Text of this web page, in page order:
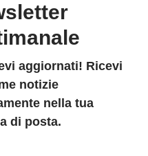
aggiornati! Ricevi
notizie
nella tua
di posta.